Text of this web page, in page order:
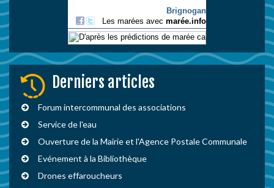
Derniers articles
Forum intercommunal des associations
Service de l'eau
Ouverture de la Mairie et l'Agence Postale Communale
Evénement à la Bibliothèque
Drones effaroucheurs